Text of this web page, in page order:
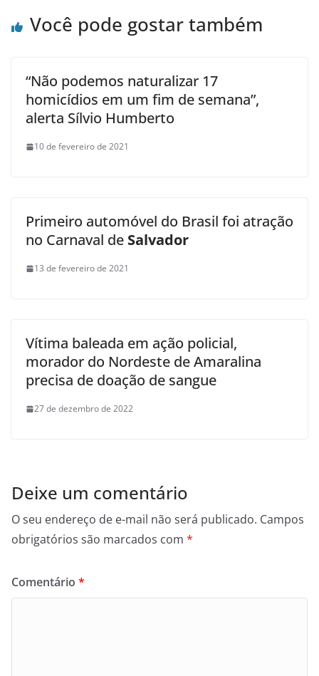
Você pode gostar também
“Não podemos naturalizar 17
homicídios em um fim de semana”,
alerta Sílvio Humberto
10 de fevereiro de 2021
Primeiro automóvel do Brasil foi atração
no Carnaval de Salvador
13 de fevereiro de 2021
Vítima baleada em ação policial,
morador do Nordeste de Amaralina
precisa de doação de sangue
27 de dezembro de 2022
Deixe um comentário
O seu endereço de e-mail não será publicado. Campos
obrigatórios são marcados com *
Comentário *